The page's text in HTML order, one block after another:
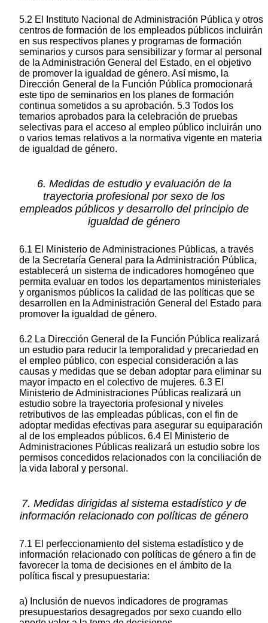
5.2 El Instituto Nacional de Administración Pública y otros
centros de formación de los empleados públicos incluirán
en sus respectivos planes y programas de formación
seminarios y cursos para sensibilizar y formar al personal
de la Administración General del Estado, en el objetivo
de promover la igualdad de género. Así mismo, la
Dirección General de la Función Pública promocionará
este tipo de seminarios en los planes de formación
continua sometidos a su aprobación. 5.3 Todos los
temarios aprobados para la celebración de pruebas
selectivas para el acceso al empleo público incluirán uno
o varios temas relativos a la normativa vigente en materia
de igualdad de género.
6. Medidas de estudio y evaluación de la
trayectoria profesional por sexo de los
empleados públicos y desarrollo del principio de
igualdad de género
6.1 El Ministerio de Administraciones Públicas, a través
de la Secretaría General para la Administración Pública,
establecerá un sistema de indicadores homogéneo que
permita evaluar en todos los departamentos ministeriales
y organismos públicos la calidad de las políticas que se
desarrollen en la Administración General del Estado para
promover la igualdad de género.
6.2 La Dirección General de la Función Pública realizará
un estudio para reducir la temporalidad y precariedad en
el empleo público, con especial consideración a las
causas y medidas que se deban adoptar para eliminar su
mayor impacto en el colectivo de mujeres. 6.3 El
Ministerio de Administraciones Públicas realizará un
estudio sobre la trayectoria profesional y niveles
retributivos de las empleadas públicas, con el fin de
adoptar medidas efectivas para asegurar su equiparación
al de los empleados públicos. 6.4 El Ministerio de
Administraciones Públicas realizará un estudio sobre los
permisos concedidos relacionados con la conciliación de
la vida laboral y personal.
7. Medidas dirigidas al sistema estadístico y de
información relacionado con políticas de género
7.1 El perfeccionamiento del sistema estadístico y de
información relacionado con políticas de género a fin de
favorecer la toma de decisiones en el ámbito de la
política fiscal y presupuestaria:
a) Inclusión de nuevos indicadores de programas
presupuestarios desagregados por sexo cuando ello